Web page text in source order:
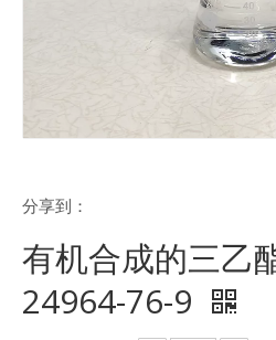
分享到：
有机合成的三乙
24964-76-9